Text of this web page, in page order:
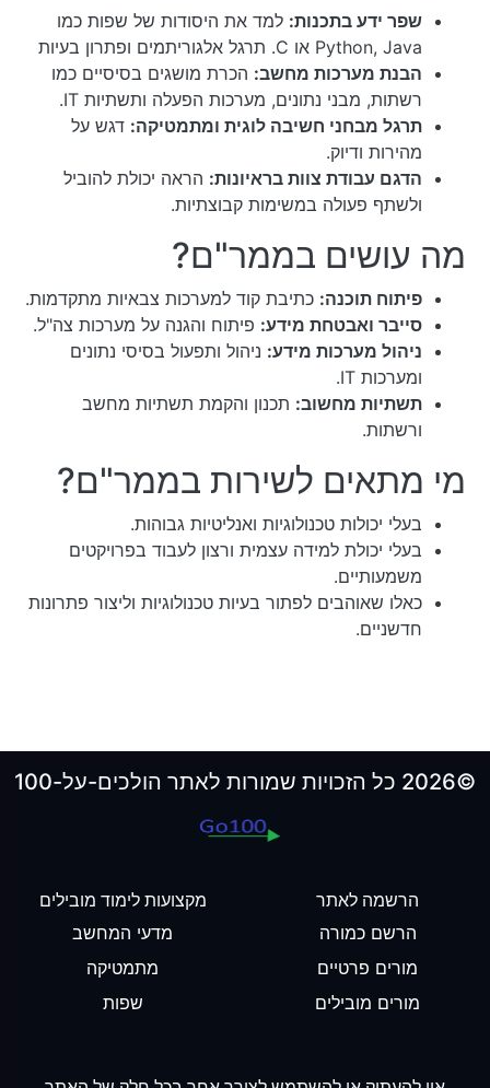
שפר ידע בתכנות: למד את היסודות של שפות כמו
Python, Java או C. תרגל אלגוריתמים ופתרון בעיות
הבנת מערכות מחשב: הכרת מושגים בסיסיים כמו
רשתות, מבני נתונים, מערכות הפעלה ותשתיות IT.
תרגל מבחני חשיבה לוגית ומתמטיקה: דגש על
מהירות ודיוק.
הדגם עבודת צוות בראיונות: הראה יכולת להוביל
ולשתף פעולה במשימות קבוצתיות.
מה עושים בממר"ם?
פיתוח תוכנה: כתיבת קוד למערכות צבאיות מתקדמות.
סייבר ואבטחת מידע: פיתוח והגנה על מערכות צה"ל.
ניהול מערכות מידע: ניהול ותפעול בסיסי נתונים
ומערכות IT.
תשתיות מחשוב: תכנון והקמת תשתיות מחשב
ורשתות.
מי מתאים לשירות בממר"ם?
בעלי יכולות טכנולוגיות ואנליטיות גבוהות.
בעלי יכולת למידה עצמית ורצון לעבוד בפרויקטים
משמעותיים.
כאלו שאוהבים לפתור בעיות טכנולוגיות וליצור פתרונות
חדשניים.
©2026 כל הזכויות שמורות לאתר הולכים-על-100
הרשמה לאתר
הרשם כמורה
מורים פרטיים
מורים מובילים
מקצועות לימוד מובילים
מדעי המחשב
מתמטיקה
שפות